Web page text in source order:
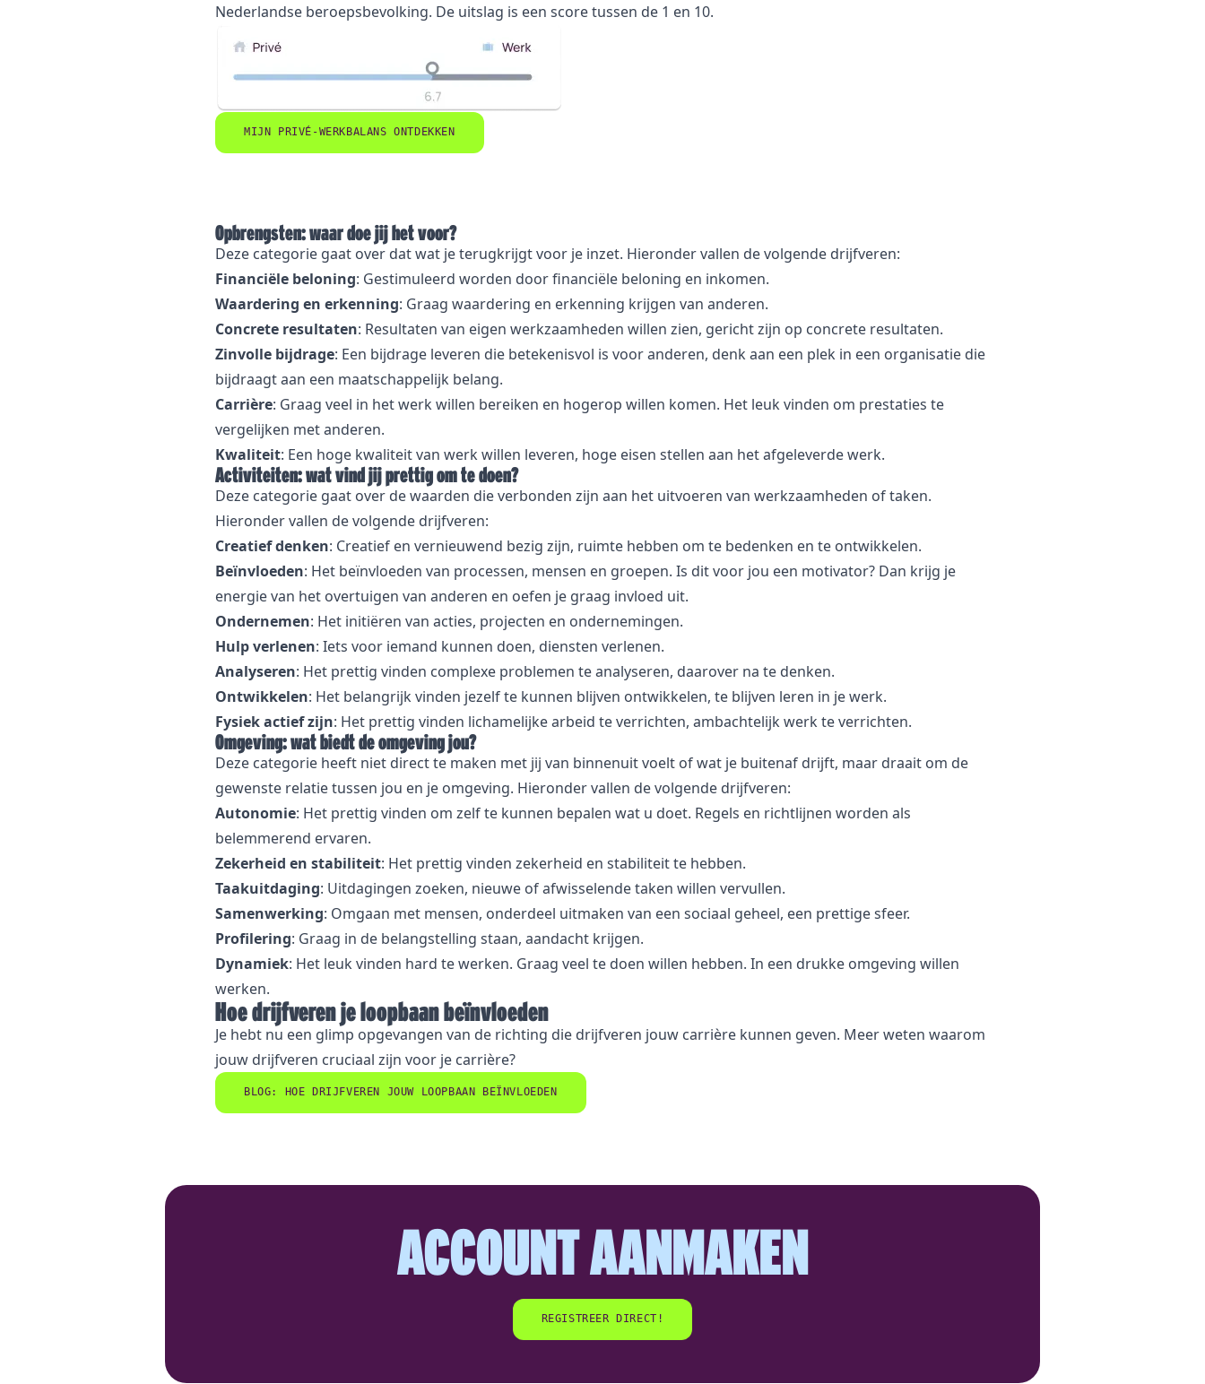
Nederlandse beroepsbevolking. De uitslag is een score tussen de 1 en 10.
MIJN PRIVÉ-WERKBALANS ONTDEKKEN
Opbrengsten: waar doe jij het voor?
Deze categorie gaat over dat wat je terugkrijgt voor je inzet. Hieronder vallen de volgende drijfveren:
Financiële beloning: Gestimuleerd worden door financiële beloning en inkomen.
Waardering en erkenning: Graag waardering en erkenning krijgen van anderen.
Concrete resultaten: Resultaten van eigen werkzaamheden willen zien, gericht zijn op concrete resultaten.
Zinvolle bijdrage: Een bijdrage leveren die betekenisvol is voor anderen, denk aan een plek in een organisatie die
bijdraagt aan een maatschappelijk belang.
Carrière: Graag veel in het werk willen bereiken en hogerop willen komen. Het leuk vinden om prestaties te
vergelijken met anderen.
Kwaliteit: Een hoge kwaliteit van werk willen leveren, hoge eisen stellen aan het afgeleverde werk.
Activiteiten: wat vind jij prettig om te doen?
Deze categorie gaat over de waarden die verbonden zijn aan het uitvoeren van werkzaamheden of taken.
Hieronder vallen de volgende drijfveren:
Creatief denken: Creatief en vernieuwend bezig zijn, ruimte hebben om te bedenken en te ontwikkelen.
Beïnvloeden: Het beïnvloeden van processen, mensen en groepen. Is dit voor jou een motivator? Dan krijg je
energie van het overtuigen van anderen en oefen je graag invloed uit.
Ondernemen: Het initiëren van acties, projecten en ondernemingen.
Hulp verlenen: Iets voor iemand kunnen doen, diensten verlenen.
Analyseren: Het prettig vinden complexe problemen te analyseren, daarover na te denken.
Ontwikkelen: Het belangrijk vinden jezelf te kunnen blijven ontwikkelen, te blijven leren in je werk.
Fysiek actief zijn: Het prettig vinden lichamelijke arbeid te verrichten, ambachtelijk werk te verrichten.
Omgeving: wat biedt de omgeving jou?
Deze categorie heeft niet direct te maken met jij van binnenuit voelt of wat je buitenaf drijft, maar draait om de
gewenste relatie tussen jou en je omgeving. Hieronder vallen de volgende drijfveren:
Autonomie: Het prettig vinden om zelf te kunnen bepalen wat u doet. Regels en richtlijnen worden als
belemmerend ervaren.
Zekerheid en stabiliteit: Het prettig vinden zekerheid en stabiliteit te hebben.
Taakuitdaging: Uitdagingen zoeken, nieuwe of afwisselende taken willen vervullen.
Samenwerking: Omgaan met mensen, onderdeel uitmaken van een sociaal geheel, een prettige sfeer.
Profilering: Graag in de belangstelling staan, aandacht krijgen.
Dynamiek: Het leuk vinden hard te werken. Graag veel te doen willen hebben. In een drukke omgeving willen
werken.
Hoe drijfveren je loopbaan beïnvloeden
Je hebt nu een glimp opgevangen van de richting die drijfveren jouw carrière kunnen geven. Meer weten waarom
jouw drijfveren cruciaal zijn voor je carrière?
BLOG: HOE DRIJFVEREN JOUW LOOPBAAN BEÏNVLOEDEN
ACCOUNT AANMAKEN
REGISTREER DIRECT!